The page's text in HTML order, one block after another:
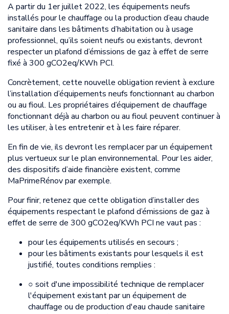
A partir du 1er juillet 2022, les équipements neufs
installés pour le chauffage ou la production d’eau chaude
sanitaire dans les bâtiments d’habitation ou à usage
professionnel, qu’ils soient neufs ou existants, devront
respecter un plafond d’émissions de gaz à effet de serre
fixé à 300 gCO2eq/KWh PCI.
Concrètement, cette nouvelle obligation revient à exclure
l’installation d’équipements neufs fonctionnant au charbon
ou au fioul. Les propriétaires d’équipement de chauffage
fonctionnant déjà au charbon ou au fioul peuvent continuer à
les utiliser, à les entretenir et à les faire réparer.
En fin de vie, ils devront les remplacer par un équipement
plus vertueux sur le plan environnemental. Pour les aider,
des dispositifs d’aide financière existent, comme
MaPrimeRénov par exemple.
Pour finir, retenez que cette obligation d’installer des
équipements respectant le plafond d’émissions de gaz à
effet de serre de 300 gCO2eq/KWh PCI ne vaut pas :
pour les équipements utilisés en secours ;
pour les bâtiments existants pour lesquels il est
justifié, toutes conditions remplies :
○ soit d'une impossibilité technique de remplacer
l'équipement existant par un équipement de
chauffage ou de production d'eau chaude sanitaire